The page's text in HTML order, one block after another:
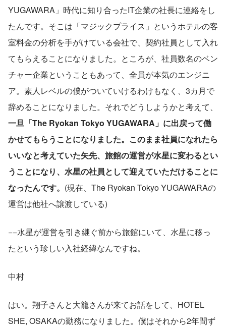
YUGAWARA」時代に知り合ったIT企業の社長に連絡をし
たんです。そこは「マジックプライス」というホテルの客
室料金の分析を手がけている会社で、契約社員として入れ
てもらえることになりました。ところが、社員数名のベン
チャー企業ということもあって、全員が本気のエンジニ
ア。素人レベルの僕がついていけるわけもなく、3カ月で
辞めることになりました。それでどうしようかと考えて、
一旦「The Ryokan Tokyo YUGAWARA」に出戻って働
かせてもらうことになりました。このまま社員になれたら
いいなと考えていた矢先、旅館の運営が水星に変わるとい
うことになり、水星の社員として迎えていただけることに
なったんです。 (現在、The Ryokan Tokyo YUGAWARAの
運営は他社へ譲渡している)
−−水星が運営を引き継ぐ前から旅館にいて、水星に移っ
たという珍しい入社経緯なんですね。
中村
はい。翔子さんと大籠さんが来てお話をして、HOTEL
SHE, OSAKAの勤務になりました。僕はそれから2年間ず